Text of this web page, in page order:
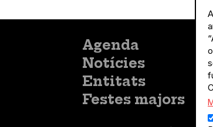
Menú
principal
Agenda
Notícies
Entitats
Festes majors